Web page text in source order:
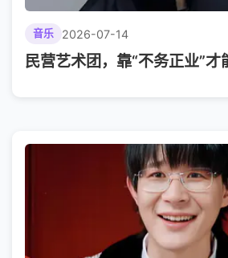
音乐 2026-07-14
民营艺术团，靠“不务正业”才